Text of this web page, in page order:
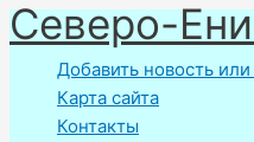
Перейти
к
содержимому
Северо-
Добавить новость
Карта сайта
Контакты